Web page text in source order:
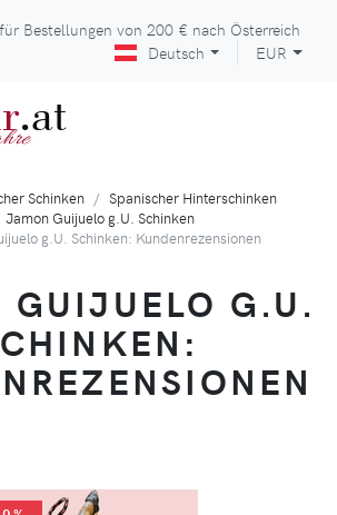
Bestellungen von 200 € nach Österreich
Deutsch
EUR
.at
Schinken
Spanischer Hinterschinken
Jamon Guijuelo g.U. Schinken
g.U. Schinken: Kundenrezensionen
GUIJUELO G.U.